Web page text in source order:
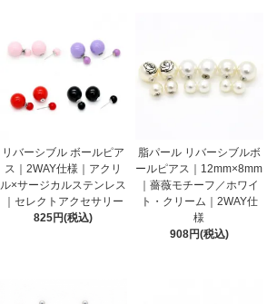
リバーシブル ボールピア
ス｜2WAY仕様｜アクリ
ル×サージカルステンレス
｜セレクトアクセサリー
825円(税込)
脂パール リバーシブルボ
ールピアス｜12mm×8mm
｜薔薇モチーフ／ホワイ
ト・クリーム｜2WAY仕
様
908円(税込)